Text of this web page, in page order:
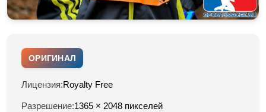
ОРИГИНАЛ
Лицензия:Royalty Free
Разрешение:1365 × 2048 пикселей